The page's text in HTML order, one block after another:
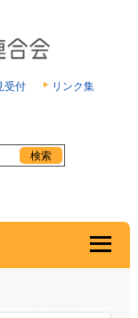
受付 リンク集